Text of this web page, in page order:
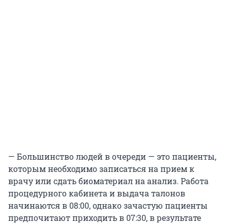
— Большинство людей в очереди — это пациенты,
которым необходимо записаться на прием к
врачу или сдать биоматериал на анализ. Работа
процедурного кабинета и выдача талонов
начинаются в 08:00, однако зачастую пациенты
предпочитают приходить в 07:30, в результате